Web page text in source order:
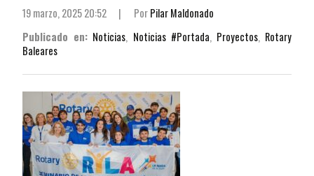
19 marzo, 2025 20:52 | PorPilar Maldonado
Publicado en: Noticias, Noticias #Portada, Proyectos, Rotary
Baleares